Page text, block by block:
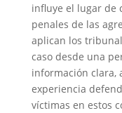
influye el lugar de
penales de las
aplican los
caso desde una
información clara,
experiencia
víctimas en estos